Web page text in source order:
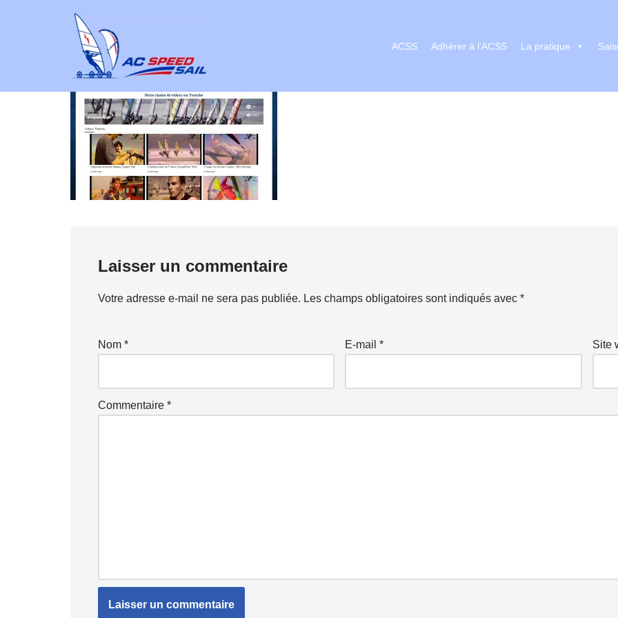
ACSS Adhérer à l’ACSS La pratique
Laisser un commentaire
Votre adresse e-mail ne sera pas publiée. Les champs obligatoires sont indiqués avec *
Nom * E-mail* Site
Commentaire *